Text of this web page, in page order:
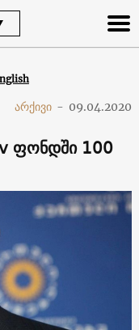
არქივი - 09.04.2020
ფონდში 100